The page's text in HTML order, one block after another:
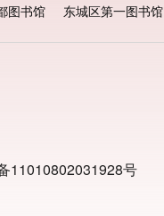
图书馆 东城区第一图书馆
11010802031928号